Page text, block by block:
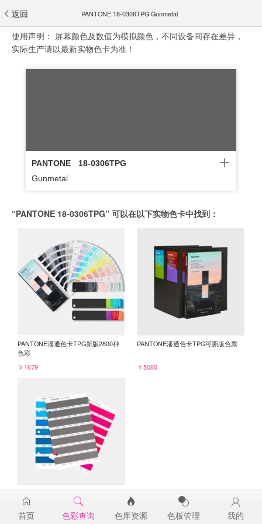
返回 PANTONE 18-0306TPG Gunmetal
使用声明： 屏幕颜色及数值为模拟颜色，不同设备间存在差异，
实际生产请以最新实物色卡为准！
PANTONE
18-0306TPG
Gunmetal
“PANTONE 18-0306TPG” 可以在以下实物色卡中找到：
PANTONE潘通色卡TPG新版2800种
色彩
￥1679
PANTONE潘通色卡TPG可撕版色票
￥5080
18-0306TPG
￥98
首页 色彩查询 色库资源 色板管理 我的